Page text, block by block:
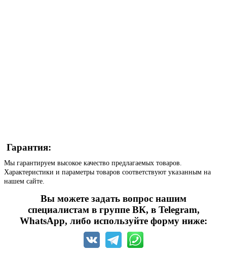
Гарантия:
Мы гарантируем высокое качество предлагаемых товаров.
Характеристики и параметры товаров соответствуют указанным на
нашем сайте.
Вы можете задать вопрос нашим
специалистам в группе ВК, в Telegram,
WhatsApp, либо используйте форму ниже: